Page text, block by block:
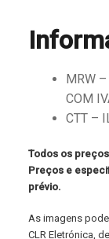
MRW –
COM
CTT –
Todos os preços
Preços e
prévio.
As imagens
CLR Eletrónica,